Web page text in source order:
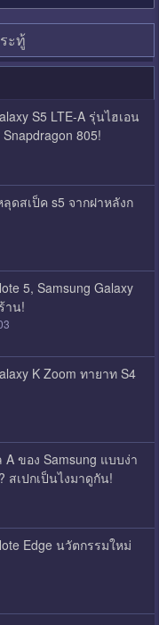
ะทู้
S5 LTE-A รุ่นไฮเอน
805!
ดสเป็ค s5 จากฝาหลังก
5, Samsung Galaxy
าน!
K Zoom ทายาท S4
A ของ Samsung แบบง่า
สเปกเป็นไงมาดูกัน!
Edge นวัตกรรมใหม่